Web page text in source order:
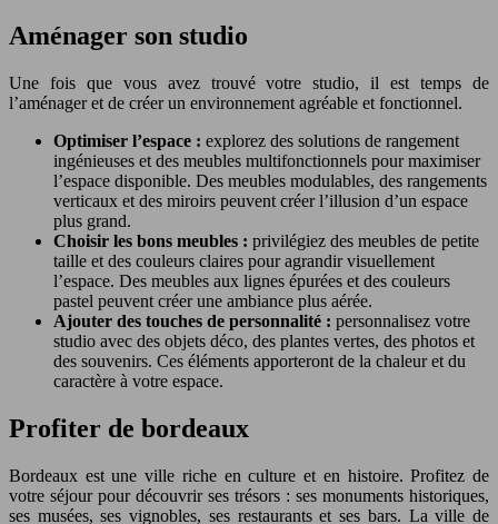
Aménager son studio
Une fois que vous avez trouvé votre studio, il est temps de
l’aménager et de créer un environnement agréable et fonctionnel.
Optimiser l’espace : explorez des solutions de rangement
ingénieuses et des meubles multifonctionnels pour maximiser
l’espace disponible. Des meubles modulables, des rangements
verticaux et des miroirs peuvent créer l’illusion d’un espace
plus grand.
Choisir les bons meubles : privilégiez des meubles de petite
taille et des couleurs claires pour agrandir visuellement
l’espace. Des meubles aux lignes épurées et des couleurs
pastel peuvent créer une ambiance plus aérée.
Ajouter des touches de personnalité : personnalisez votre
studio avec des objets déco, des plantes vertes, des photos et
des souvenirs. Ces éléments apporteront de la chaleur et du
caractère à votre espace.
Profiter de bordeaux
Bordeaux est une ville riche en culture et en histoire. Profitez de
votre séjour pour découvrir ses trésors : ses monuments historiques,
ses musées, ses vignobles, ses restaurants et ses bars. La ville de